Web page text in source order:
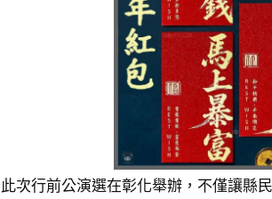
此次行前公演選在彰化舉辦，不僅讓縣